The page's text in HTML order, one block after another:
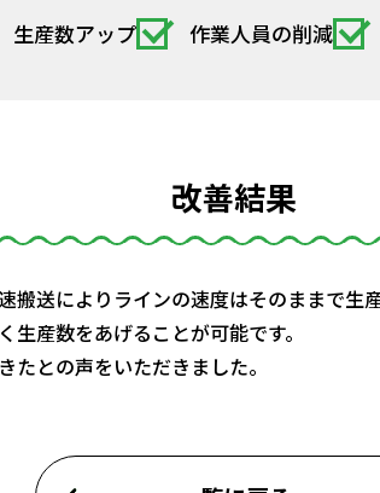
生産数アップ 作業人員の削減
改善結果
送によりラインの速度はそのままで生
産数をあげることが可能です。
との声をいただきました。